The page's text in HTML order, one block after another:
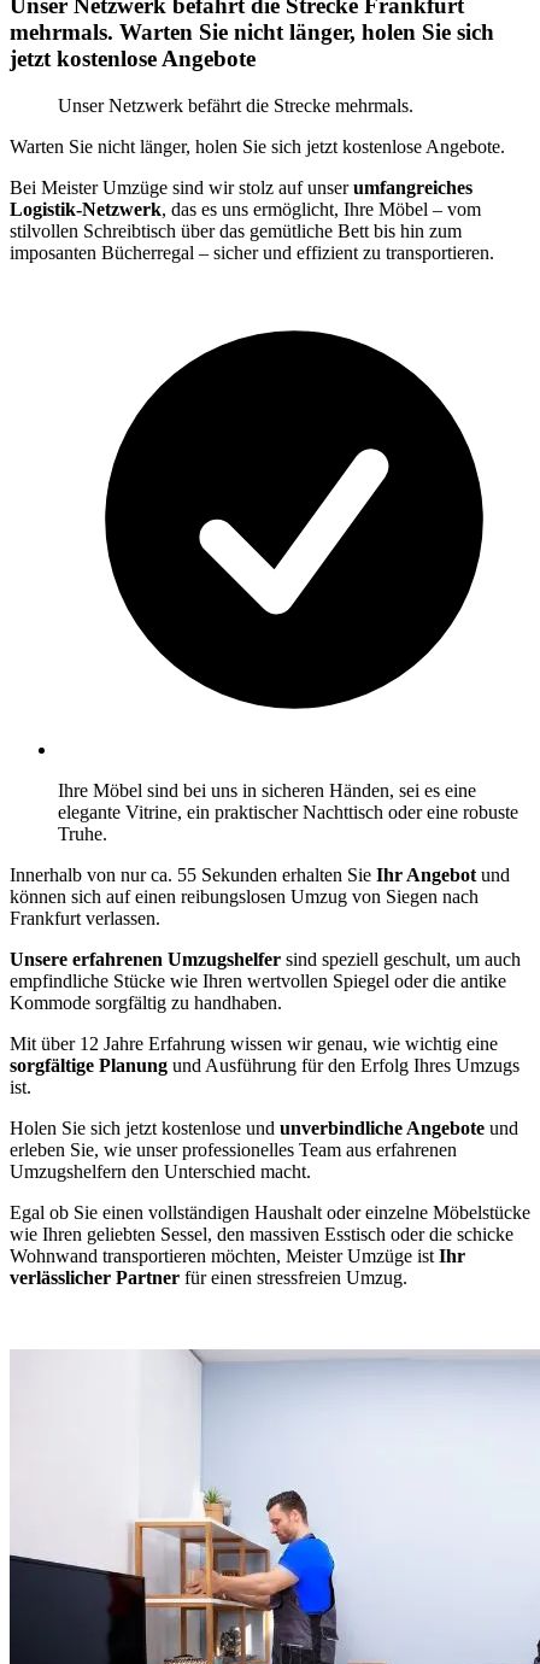
Unser Netzwerk befährt die Strecke Frankfurt
mehrmals. Warten Sie nicht länger, holen Sie sich
jetzt kostenlose Angebote
Unser Netzwerk befährt die Strecke mehrmals.
Warten Sie nicht länger, holen Sie sich jetzt kostenlose Angebote.
Bei Meister Umzüge sind wir stolz auf unserumfangreiches
Logistik-Netzwerk, das es uns ermöglicht, Ihre Möbel – vom
stilvollen Schreibtisch über das gemütliche Bett bis hin zum
imposanten Bücherregal – sicher und effizient zu transportieren.
Ihre Möbel sind bei uns in sicheren Händen, sei es eine
elegante Vitrine, ein praktischer Nachttisch oder eine robuste
Truhe.
Innerhalb von nur ca. 55 Sekunden erhalten Sie Ihr Angebot und
können sich auf einen reibungslosen Umzug von Siegen nach
Frankfurt verlassen.
Unsere erfahrenen Umzugshelfer sind speziell geschult, um auch
empfindliche Stücke wie Ihren wertvollen Spiegel oder die antike
Kommode sorgfältig zu handhaben.
Mit über 12 Jahre Erfahrung wissen wir genau, wie wichtig eine
sorgfältige Planung und Ausführung für den Erfolg Ihres Umzugs
ist.
Holen Sie sich jetzt kostenlose und unverbindliche Angebote und
erleben Sie, wie unser professionelles Team aus erfahrenen
Umzugshelfern den Unterschied macht.
Egal ob Sie einen vollständigen Haushalt oder einzelne Möbelstücke
wie Ihren geliebten Sessel, den massiven Esstisch oder die schicke
Wohnwand transportieren möchten, Meister Umzüge ist Ihr
verlässlicher Partner für einen stressfreien Umzug.